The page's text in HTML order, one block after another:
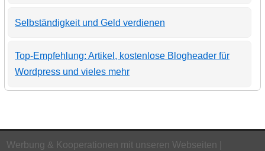
Selbständigkeit und Geld verdienen
Top-Empfehlung: Artikel, kostenlose Blogheader für
Wordpress und vieles mehr
Werbung & Kooperationen mit unseren Webseiten